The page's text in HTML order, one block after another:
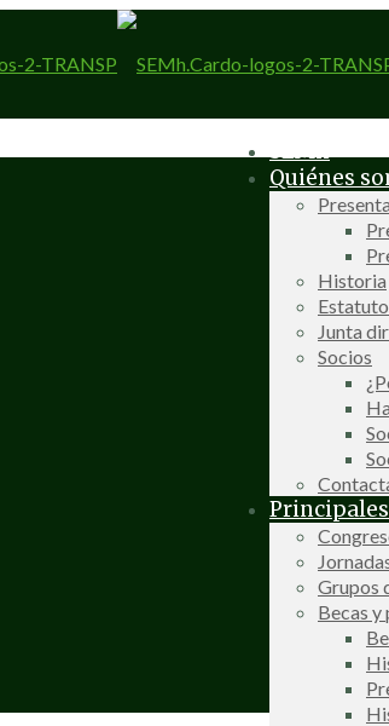
SEMh
Quiénes
Historia
Junta
Socios
Grupos
Becas y